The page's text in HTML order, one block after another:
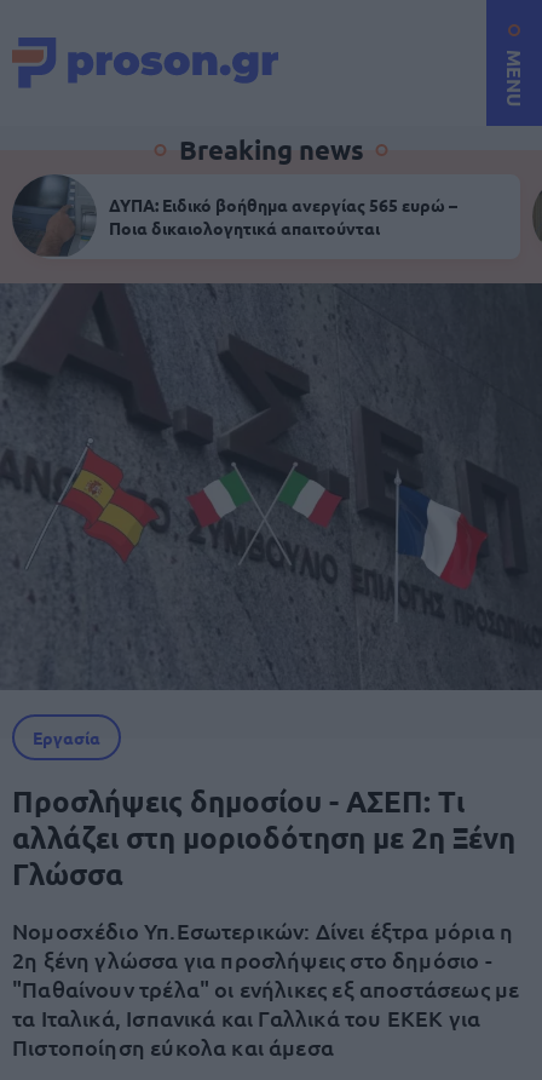
MENU
Breaking news
ΔΥΠΑ: Ειδικό βοήθημα ανεργίας 565 ευρώ –
Ποια δικαιολογητικά απαιτούνται
Εργασία
Προσλήψεις δημοσίου - ΑΣΕΠ: Τι
αλλάζει στη μοριοδότηση με 2η Ξένη
Γλώσσα
Νομοσχέδιο Υπ.Εσωτερικών: Δίνει έξτρα μόρια η
2η ξένη γλώσσα για προσλήψεις στο δημόσιο -
"Παθαίνουν τρέλα" οι ενήλικες εξ αποστάσεως με
τα Ιταλικά, Ισπανικά και Γαλλικά του ΕΚΕΚ για
Πιστοποίηση εύκολα και άμεσα